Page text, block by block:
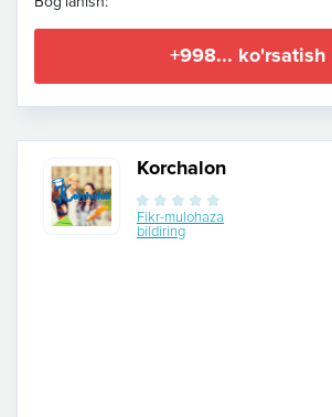
+998... ko'rsatish
Korchalon
Fikr-mulohaza
bildiring